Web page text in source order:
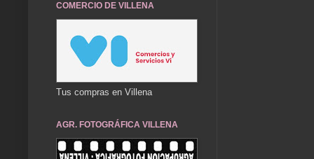
COMERCIO DE VILLENA
Tus compras en Villena
AGR. FOTOGRÁFICA VILLENA